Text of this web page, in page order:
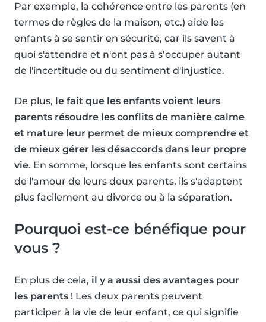
Par exemple, la cohérence entre les parents (en
termes de règles de la maison, etc.) aide les
enfants à se sentir en sécurité, car ils savent à
quoi s'attendre et n'ont pas à s’occuper autant
de l'incertitude ou du sentiment d'injustice.
De plus, le fait que les enfants voient leurs
parents résoudre les conflits de manière calme
et mature leur permet de mieux comprendre et
de mieux gérer les désaccords dans leur propre
vie. En somme, lorsque les enfants sont certains
de l'amour de leurs deux parents, ils s'adaptent
plus facilement au divorce ou à la séparation.
Pourquoi est-ce bénéfique pour
vous ?
En plus de cela, il y a aussi des avantages pour
les parents ! Les deux parents peuvent
participer à la vie de leur enfant, ce qui signifie